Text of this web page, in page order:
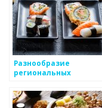
Разнообразие
региональных
Японии